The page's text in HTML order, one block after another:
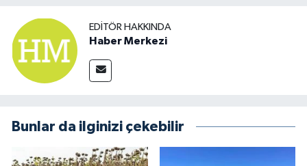
EDITÖR HAKKINDA
Haber Merkezi
Bunlar da ilginizi çekebilir